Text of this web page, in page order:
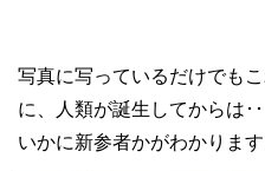
写真に写っているだけでも
に、人類が誕生してからは･
いかに新参者かがわかります